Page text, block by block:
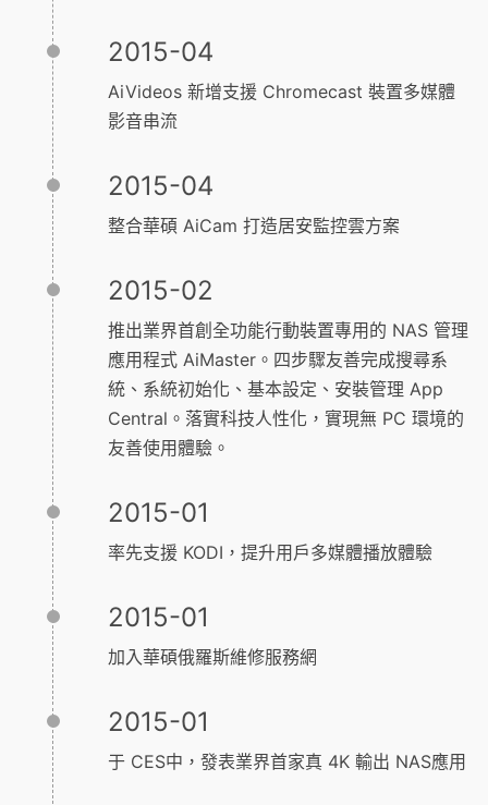
2015-04
AiVideos 新增支援 Chromecast 裝置多媒體
影音串流
2015-04
整合華碩 AiCam 打造居安監控雲方案
2015-02
推出業界首創全功能行動裝置專用的 NAS 管理
應用程式 AiMaster。四步驟友善完成搜尋系
統、系統初始化、基本設定、安裝管理 App
Central。落實科技人性化，實現無 PC 環境的
友善使用體驗。
2015-01
率先支援 KODI，提升用戶多媒體播放體驗
2015-01
加入華碩俄羅斯維修服務網
2015-01
于 CES中，發表業界首家真 4K 輸出 NAS應用